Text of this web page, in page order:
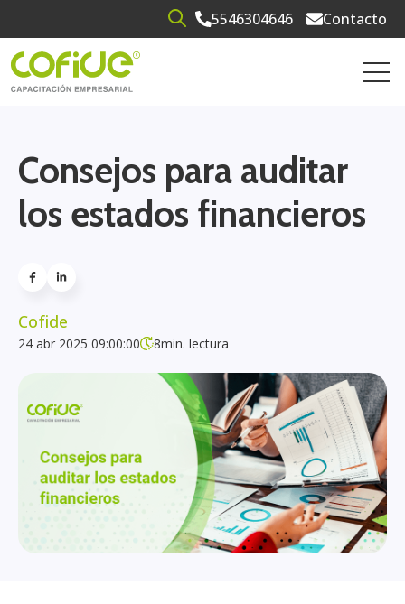
Open search5546304646 Contacto
Consejos para auditar
los estados financieros
Cofide
24 abr 2025 09:00:00 8min. lectura